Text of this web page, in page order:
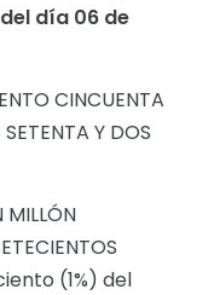
día 06 de
CINCUENTA
Y DOS
MILLÓN
(1%) del